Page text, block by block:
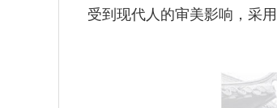
受到现代人的审美影响，采